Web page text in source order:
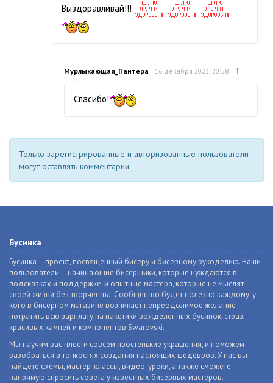
Выздоравливай!!!
Мурлыкающая_Пантера 16 декабря 2023, 20:58 ↑
Спасибо!
Только зарегистрированные и авторизованные пользователи
могут оставлять комментарии.
Бусинка
Бусинка – проект, посвященный бисеру и бисерному рукоделию. Наши
пользователи – начинающие бисерщики, которые нуждаются в
подсказках и поддержке, и опытные мастера, которые не мыслят
своей жизни без творчества. Сообщество будет полезно каждому, у
кого в бисерном магазине возникает непреодолимое желание
потратить всю зарплату на пакетики вожделенных бусинок, страз,
красивых камней и компонентов Swarovski.
Мы научим вас плести совсем простенькие украшения, и поможем
разобраться в тонкостях создания настоящих шедевров. У нас вы
найдете схемы, мастер-классы, видео-уроки, а также сможете
напрямую спросить совета у известных бисерных мастеров.